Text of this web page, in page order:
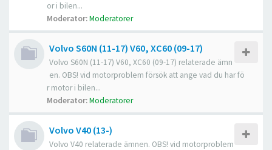
or i bilen...
Moderator:Moderatorer
Volvo S60N (11-17) V60, XC60 (09-17)
Volvo S60N (11-17) V60, XC60 (09-17) relaterade ämn
en. OBS! vid motorproblem försök att ange vad du har fö
r motor i bilen...
Moderator:Moderatorer
Volvo V40 (13-)
Volvo V40 relaterade ämnen. OBS! vid motorproblem